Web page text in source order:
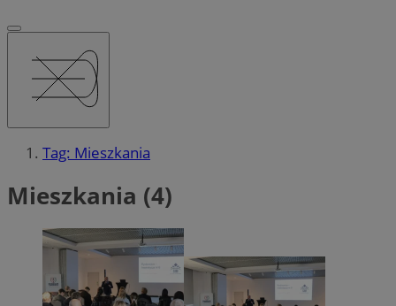
Tag: Mieszkania
Mieszkania (4)